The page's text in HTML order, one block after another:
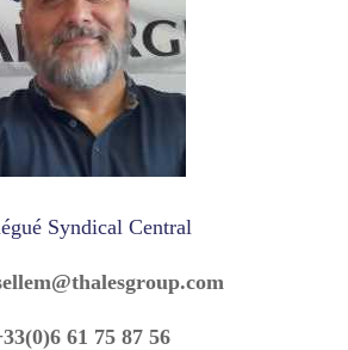
Syndical Central
61 75 87 56